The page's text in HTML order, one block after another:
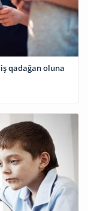
qadağan oluna